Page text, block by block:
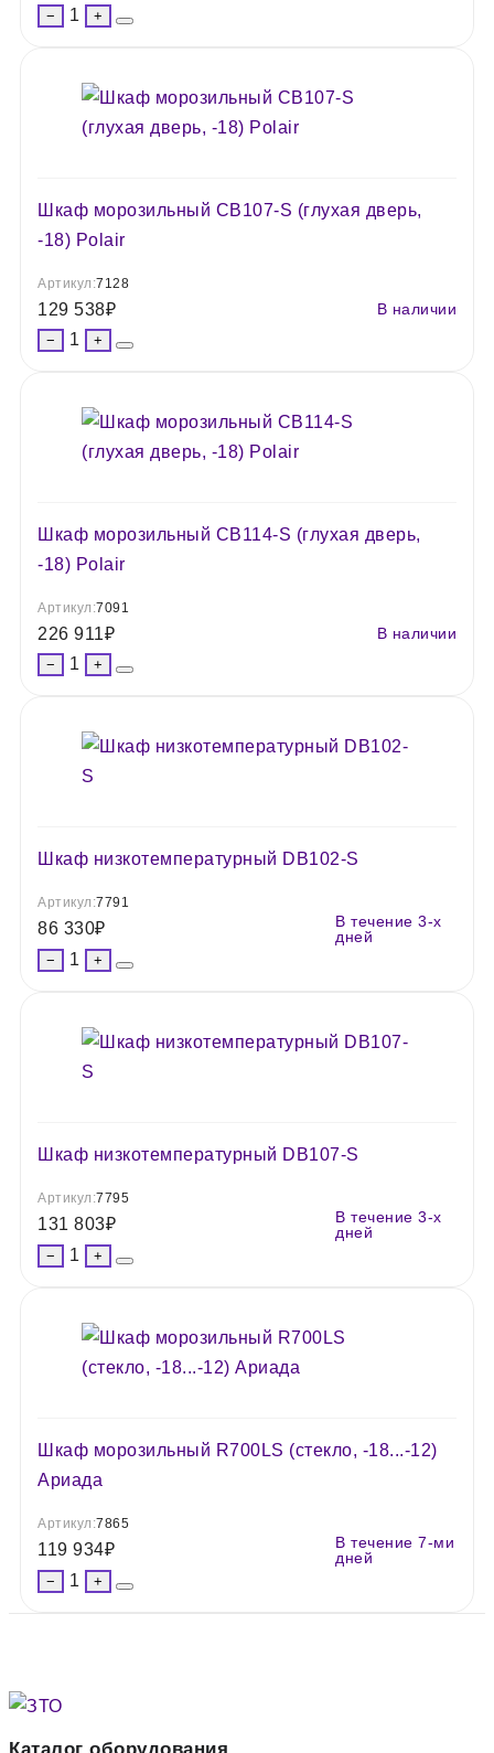
− 1 +
Шкаф морозильный СВ107-S (глухая дверь,
-18) Polair
Артикул:7128
129 538₽ В наличии
− 1 +
Шкаф морозильный СВ114-S (глухая дверь,
-18) Polair
Артикул:7091
226 911₽ В наличии
− 1 +
Шкаф низкотемпературный DB102-S
Артикул:7791
86 330₽
В течение 3-х
дней
− 1 +
Шкаф низкотемпературный DB107-S
Артикул:7795
131 803₽
В течение 3-х
дней
− 1 +
Шкаф морозильный R700LS (стекло, -18...-12)
Ариада
Артикул:7865
119 934₽
В течение 7-ми
дней
− 1 +